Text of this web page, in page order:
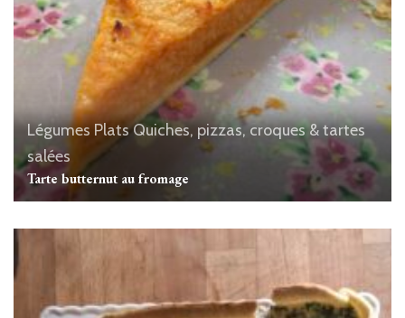
LégumesPlatsQuiches, pizzas, croques & tartes
salées
Tarte butternut au fromage